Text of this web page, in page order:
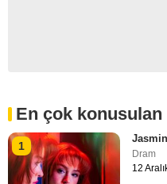
En çok
1
Dram
12